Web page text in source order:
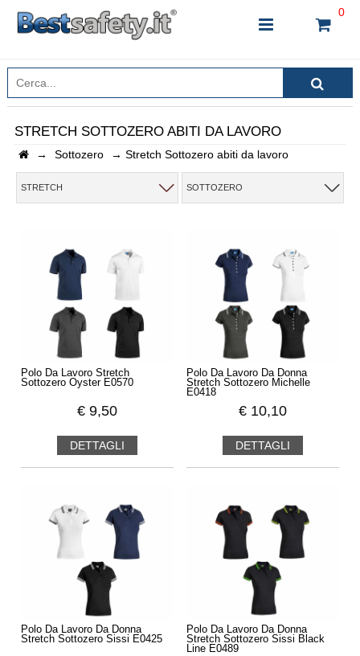
0
INSERISCI IL NOME DEL PRODOTTO CHE STAI
CERCANDO
CHIUDI RICERCA
STRETCH SOTTOZERO ABITI DA LAVORO
→ Sottozero → Stretch Sottozero abiti da lavoro
STRETCH SOTTOZERO
Polo Da Lavoro Stretch
Sottozero Oyster E0570
€ 9,50
DETTAGLI
Polo Da Lavoro Da Donna
Stretch Sottozero Michelle
E0418
€ 10,10
DETTAGLI
Polo Da Lavoro Da Donna
Stretch Sottozero Sissi E0425
Polo Da Lavoro Da Donna
Stretch Sottozero Sissi Black
Line E0489